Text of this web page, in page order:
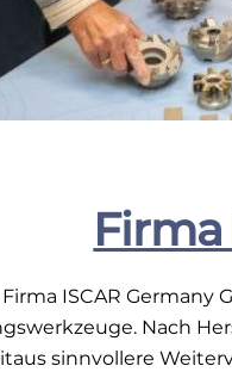
Firma ISCAR
Nach
sinnvollere